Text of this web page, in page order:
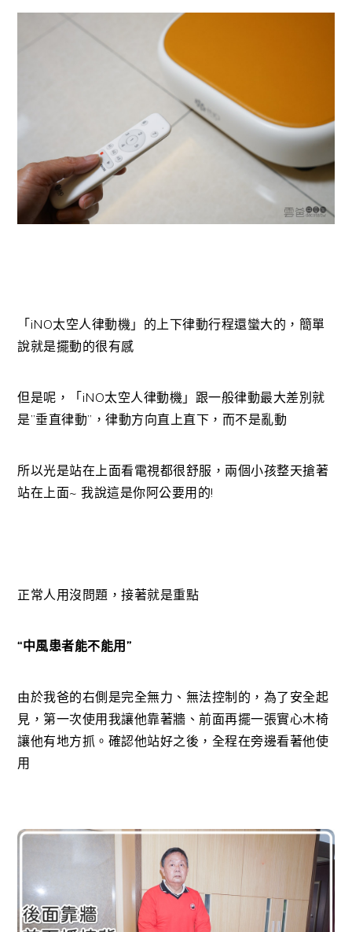
「iNO太空人律動機」的上下律動行程還蠻大的，簡單
說就是擺動的很有感
但是呢，「iNO太空人律動機」跟一般律動最大差別就
是”垂直律動”，律動方向直上直下，而不是亂動
所以光是站在上面看電視都很舒服，兩個小孩整天搶著
站在上面~ 我說這是你阿公要用的!
正常人用沒問題，接著就是重點
“中風患者能不能用”
由於我爸的右側是完全無力、無法控制的，為了安全起
見，第一次使用我讓他靠著牆、前面再擺一張實心木椅
讓他有地方抓。確認他站好之後，全程在旁邊看著他使
用